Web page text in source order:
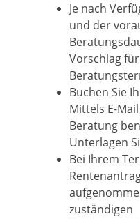
Je nach
und der
Vorschlag
Buchen Sie
Mittels E-
Beratung
Unterlagen
Bei Ihrem
zuständigen